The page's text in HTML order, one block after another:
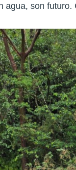
agua, son